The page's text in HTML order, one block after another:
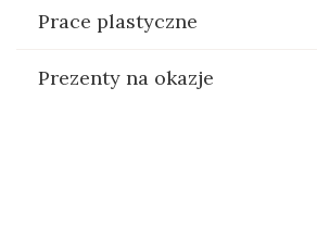
Prace plastyczne
Prezenty na okazje